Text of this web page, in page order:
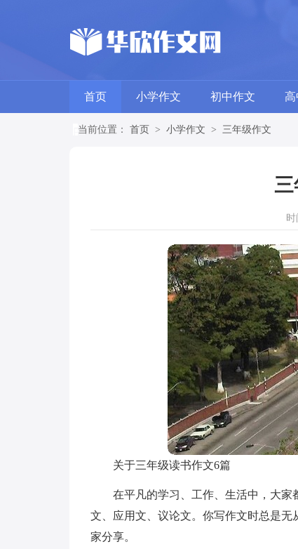
首页 小学作文 初中作文 高
当前位置： 首页 > 小学作文 > 三年级作文
三
时
关于三年级读书作文6篇
在平凡的学习、工作、生活中，大
文、应用文、议论文。你写作文时总是
家分享。